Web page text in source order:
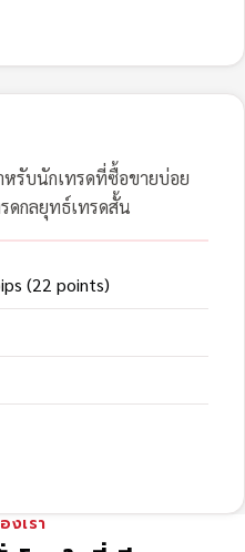
รับนักเทรดที่ซื้อขายบ่อย
ดกลยุทธ์เทรดสั้น
(22 points)
งเรา